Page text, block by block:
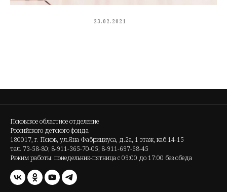
23.02.2021
Псковское областное отделение
Российского детского фонда
180017, г. Псков, ул.Яна Фабрициуса, д.2а, 1 этаж, каб.14-15
тел. 73-58-80; 8-911-365-70-05; 8-911-697-68-45
Режим работы: понедельник-пятница с 09:00 до 17:00 без обеда